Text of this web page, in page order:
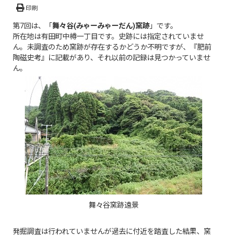
印刷
第7回は、「舞々谷(みゃーみゃーだん)窯跡 」です。
所在地は有田町中樽一丁目です。史跡には指定されていませ
ん。未調査のため窯跡が存在するかどうか不明ですが、『肥前
陶磁史考』に記載があり、それ以前の記録は見つかっていませ
ん。
舞々谷窯跡遠景
発掘調査は行われていませんが過去に付近を踏査した結果、窯